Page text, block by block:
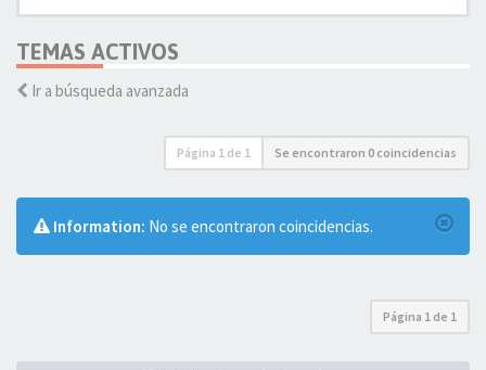
TEMAS ACTIVOS
Ir a búsqueda avanzada
Página 1 de 1 Se encontraron 0 coincidencias
Information: No se encontraron coincidencias.
Página 1 de 1